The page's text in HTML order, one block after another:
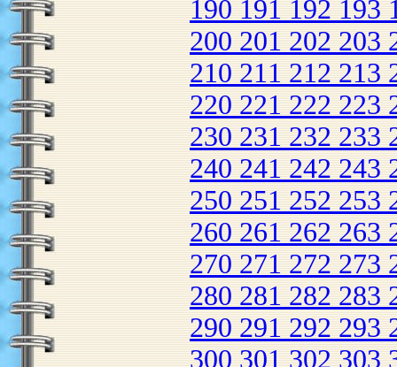
190 191 192 193
200 201 202 203
210 211 212 213
220 221 222 223
230 231 232 233
240 241 242 243
250 251 252 253
260 261 262 263
270 271 272 273
280 281 282 283
290 291 292 293
300 301 302 303